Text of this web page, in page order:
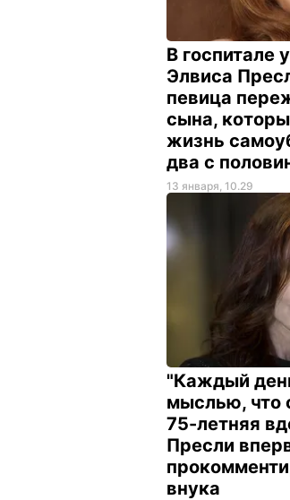
В госпитале
Элвиса
певица
сына,
жизнь
два с
13 января, 10.29
"Каждый
мыслью, что
75-летняя
Пресли
внука